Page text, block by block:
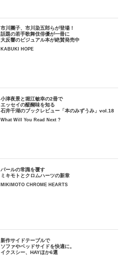
市川團子、市川染五郎らが登場！
話題の若手歌舞伎俳優が一冊に
大反響のビジュアル本が絶賛発売中
KABUKI HOPE
小津夜景と堀江敏幸の2冊で
エッセイの醍醐味を知る
石井千湖のブックレビュー「本のみずうみ」vol.18
What Will You Read Next ?
パールの常識を覆す
ミキモトとクロムハーツの新章
MIKIMOTO CHROME HEARTS
新作サイドテーブルで
ソファやベッドサイドを快適に。
イクスシー、HAYほか6選